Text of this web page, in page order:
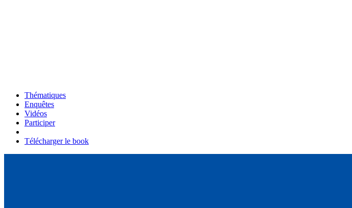
Thématiques
Enquêtes
Vidéos
Participer
Télécharger le book